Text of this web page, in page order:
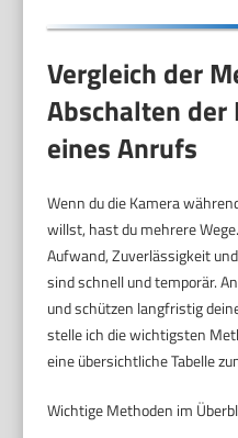
Vergleich der
Abschalten der
eines Anrufs
Wenn du die Kamera
willst, hast du mehrere
Aufwand, Zuverlässigkeit
sind schnell und temporär.
und schützen langfristig
stelle ich die wichtigsten
eine übersichtliche Tabelle
Wichtige Methoden im